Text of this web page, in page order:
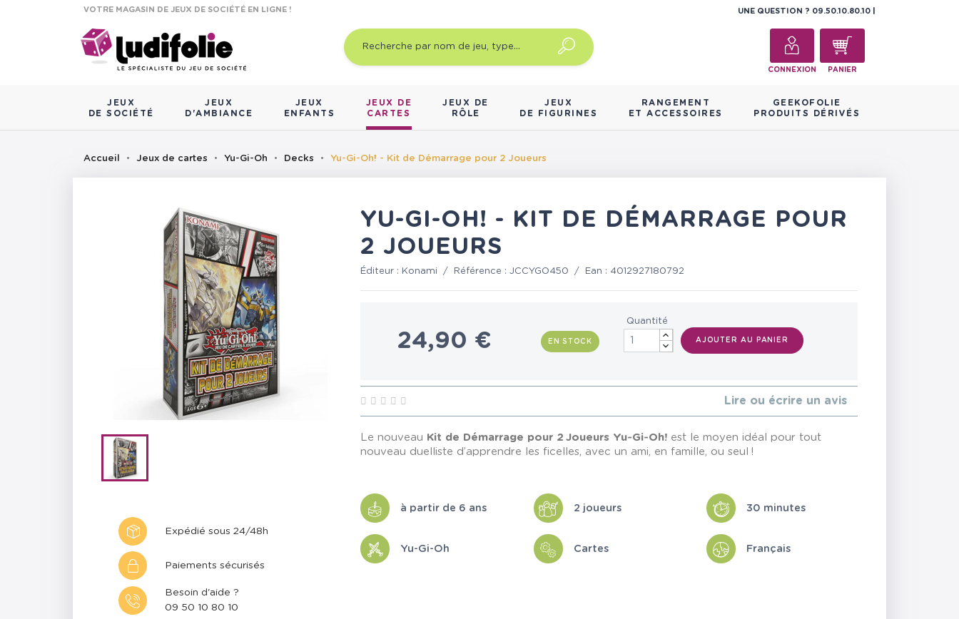
VOTRE MAGASIN DE JEUX DE SOCIÉTÉ EN LIGNE ! UNE QUESTION ? 09.50.10.80.10
CONNEXION PANIER
JEUX
DE SOCIÉTÉ
JEUX
D'AMBIANCE
JEUX
ENFANTS
JEUX DE
CARTES
JEUX DE
RÔLE
JEUX
DE FIGURINES
RANGEMENT
ET ACCESSOIRES
GEEKOFOLIE
PRODUITS DÉRIVÉS
Accueil Jeux de cartes Yu-Gi-Oh Decks Yu-Gi-Oh! - Kit de Démarrage pour 2 Joueurs
Expédié sous 24/48h
Paiements sécurisés
Besoin d'aide ?
09 50 10 80 10
YU-GI-OH! - KIT DE DÉMARRAGE POUR
2 JOUEURS
Éditeur : Konami / Référence :JCCYGO450 / Ean : 4012927180792
24,90 € EN STOCK
Quantité
AJOUTER AU PANIER
Lire ou écrire un avis
Le nouveau Kit de Démarrage pour 2 Joueurs Yu‑Gi‑Oh! est le moyen idéal pour tout
nouveau duelliste d’apprendre les ficelles, avec un ami, en famille, ou seul !
à partir de 6 ans 2 joueurs 30 minutes
Yu-Gi-Oh Cartes Français